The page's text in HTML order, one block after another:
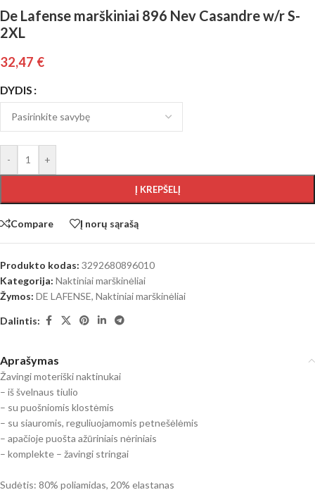
De Lafense marškiniai 896 Nev Casandre w/r S-
2XL
32,47 €
DYDIS
- +
Į KREPŠELĮ
Compare Į norų sąrašą
Produkto kodas: 3292680896010
Kategorija: Naktiniai marškinėliai
Žymos: DE LAFENSE, Naktiniai marškinėliai
Dalintis:
Aprašymas
Žavingi moteriški naktinukai
– iš švelnaus tiulio
– su puošniomis klostėmis
– su siauromis, reguliuojamomis petnešėlėmis
– apačioje puošta ažūriniais nėriniais
– komplekte – žavingi stringai
Sudėtis: 80% poliamidas, 20% elastanas